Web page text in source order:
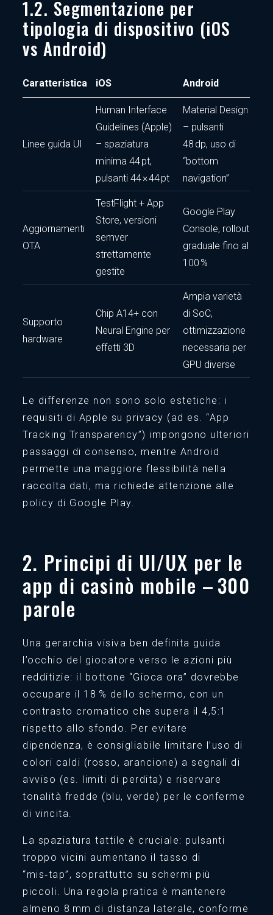
1.2. Segmentazione per
tipologia di dispositivo (iOS
vs Android)
Caratteristica iOS Android
Linee guida UI
Human Interface
Guidelines (Apple)
– spaziatura
minima 44 pt,
pulsanti 44 × 44 pt
Material Design
– pulsanti
48 dp, uso di
“bottom
navigation”
Aggiornamenti
OTA
TestFlight + App
Store, versioni
semver
strettamente
gestite
Google Play
Console, rollout
graduale fino al
100 %
Supporto
hardware
Chip A14+ con
Neural Engine per
effetti 3D
Ampia varietà
di SoC,
ottimizzazione
necessaria per
GPU diverse
Le differenze non sono solo estetiche: i
requisiti di Apple su privacy (ad es. “App
Tracking Transparency”) impongono ulteriori
passaggi di consenso, mentre Android
permette una maggiore flessibilità nella
raccolta dati, ma richiede attenzione alle
policy di Google Play.
2. Principi di UI/UX per le
app di casinò mobile – 300
parole
Una gerarchia visiva ben definita guida
l’occhio del giocatore verso le azioni più
redditizie: il bottone “Gioca ora” dovrebbe
occupare il 18 % dello schermo, con un
contrasto cromatico che supera il 4,5:1
rispetto allo sfondo. Per evitare
dipendenza, è consigliabile limitare l’uso di
colori caldi (rosso, arancione) a segnali di
avviso (es. limiti di perdita) e riservare
tonalità fredde (blu, verde) per le conferme
di vincita.
La spaziatura tattile è cruciale: pulsanti
troppo vicini aumentano il tasso di
“mis‑tap”, soprattutto su schermi più
piccoli. Una regola pratica è mantenere
almeno 8 mm di distanza laterale, conforme